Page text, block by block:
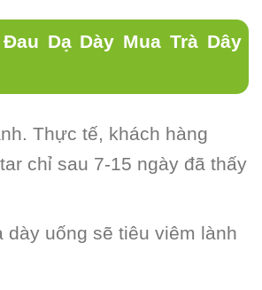
Dạ Dày Mua Trà Dây
Thực tế, khách hàng
chỉ sau 7-15 ngày đã thấy
dày uống sẽ tiêu viêm lành